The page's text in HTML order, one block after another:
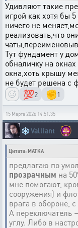
Удивляют такие
игрой как хотя бы
ничего не
реализовать,что
Тут фундамент у
обналичку на
окна,хоть крышу
не будет решена с
💯2 ✊1
15 Марта 2026 14:51:35
❄️Valliant
Цитата: MATKA
предлагаю по
прозрачным на
мне помогают,
сооружения) и
врага в обороне,
А переключатель
углу. Либо в